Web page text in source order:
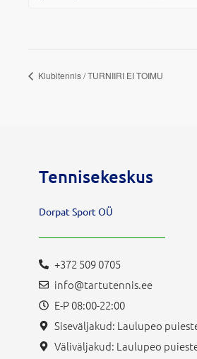
Klubitennis / TURNIIRI EI TOIMU
Tennisekeskus
Dorpat Sport OÜ
+372 509 0705
info@tartutennis.ee
E-P 08:00-22:00
Siseväljakud: Laulupeo
Väliväljakud: Laulupeo